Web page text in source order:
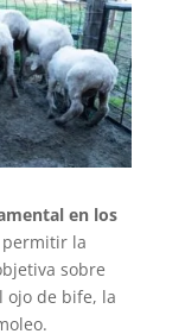
en los
la
sobre
ojo de bife, la